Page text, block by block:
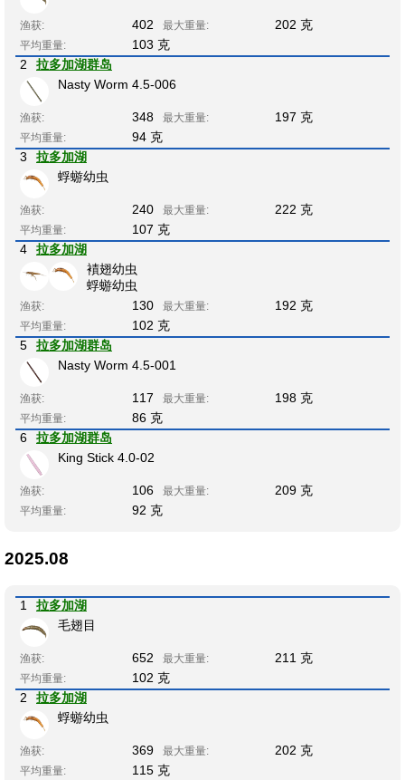
渔获: 402 最大重量: 202 克
平均重量:
103 克
2
拉多加湖群岛
Nasty Worm 4.5-006
渔获: 348 最大重量: 197 克
平均重量:
94 克
3
拉多加湖
蜉蝣幼虫
渔获: 240 最大重量: 222 克
平均重量:
107 克
4
拉多加湖
襀翅幼虫
蜉蝣幼虫
渔获: 130 最大重量: 192 克
平均重量:
102 克
5
拉多加湖群岛
Nasty Worm 4.5-001
渔获: 117 最大重量: 198 克
平均重量:
86 克
6
拉多加湖群岛
King Stick 4.0-02
渔获: 106 最大重量: 209 克
平均重量: 92 克
2025.08
1
拉多加湖
毛翅目
渔获: 652 最大重量: 211 克
平均重量:
102 克
2
拉多加湖
蜉蝣幼虫
渔获: 369 最大重量: 202 克
平均重量:
115 克